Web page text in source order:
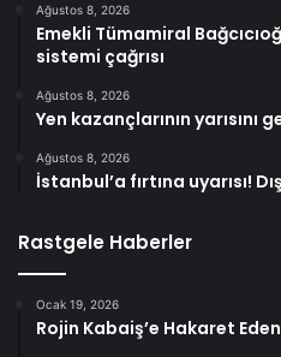
Ağustos 8, 2026
Emekli Tümamiral
sistemi çağrısı
Ağustos 8, 2026
Yen kazançlarının yarısını
Ağustos 8, 2026
İstanbul’a fırtına uyarısı!
Rastgele Haberler
Ocak 19, 2026
Rojin Kabaiş’e Hakaret